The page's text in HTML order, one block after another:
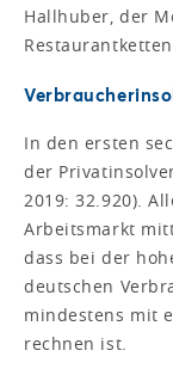
Hallhuber, der
In den ersten
der
2019: 32.920).
Arbeitsmarkt
dass bei der
deutschen
mindestens mit
rechnen ist.